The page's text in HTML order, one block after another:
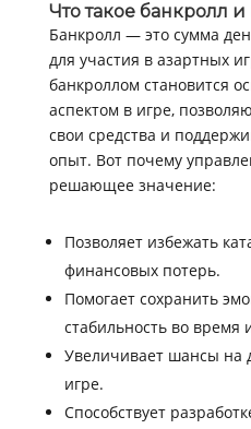
Что такое банкролл
Банкролл — это сумма
для участия в азартных
банкроллом становится
аспектом в игре,
свои средства и
опыт. Вот почему
решающее значение:
Позволяет избежать
финансовых потерь.
Помогает сохранить
стабильность во время
Увеличивает шансы на
игре.
Способствует